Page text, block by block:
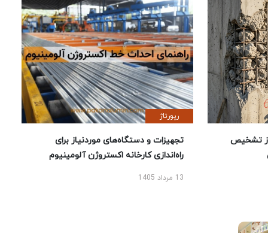
تشخیص
رپورتاژ
تجهیزات و دستگاه‌های موردنیاز برای
راه‌اندازی کارخانه اکستروژن آلومینیوم
13 مرداد 1405